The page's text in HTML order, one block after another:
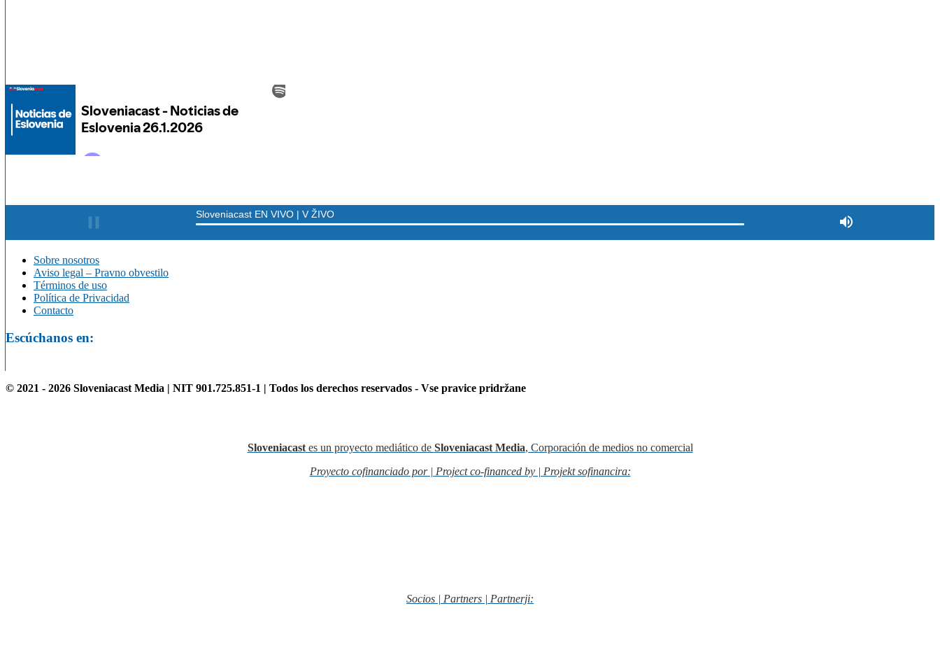
Sobre nosotros
Aviso legal – Pravno obvestilo
Términos de uso
Política de Privacidad
Contacto
Escúchanos en:
© 2021 - 2026 Sloveniacast Media | NIT 901.725.851-1 | Todos los derechos reservados - Vse pravice pridržane
Sloveniacastes un proyecto mediático de Sloveniacast Media, Corporación de medios no comercial
Proyecto cofinanciado por | Project co-financed by | Projekt sofinancira:
Socios | Partners | Partnerji: